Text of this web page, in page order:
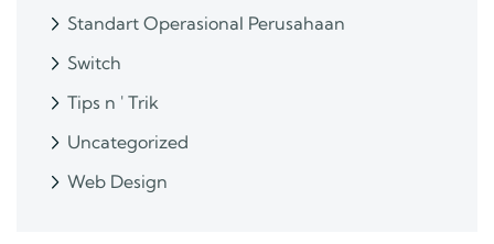
Standart Operasional Perusahaan
Switch
Tips n ' Trik
Uncategorized
Web Design